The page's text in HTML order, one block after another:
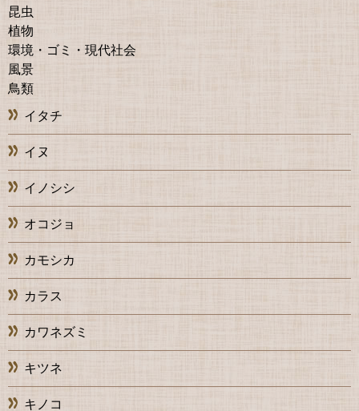
昆虫
植物
環境・ゴミ・現代社会
風景
鳥類
イタチ
イヌ
イノシシ
オコジョ
カモシカ
カラス
カワネズミ
キツネ
キノコ